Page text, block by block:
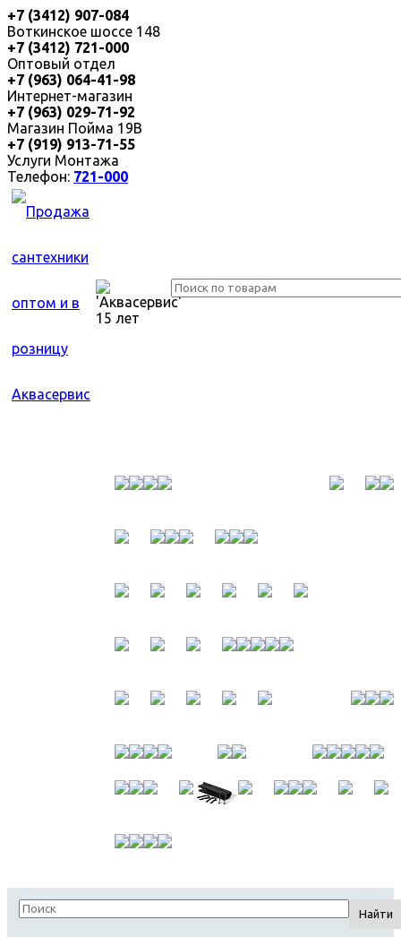
+7 (3412) 907-084
Воткинское шоссе 148
+7 (3412) 721-000
Оптовый отдел
+7 (963) 064-41-98
Интернет-магазин
+7 (963) 029-71-92
Магазин Пойма 19В
+7 (919) 913-71-55
Услуги Монтажа
Телефон: 721-000
Найти